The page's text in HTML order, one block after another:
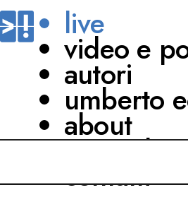
live
video e
autori
umberto
about
network
contatti